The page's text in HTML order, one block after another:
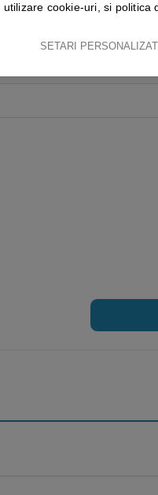
utilizare cookie-uri, si politica
SETARI